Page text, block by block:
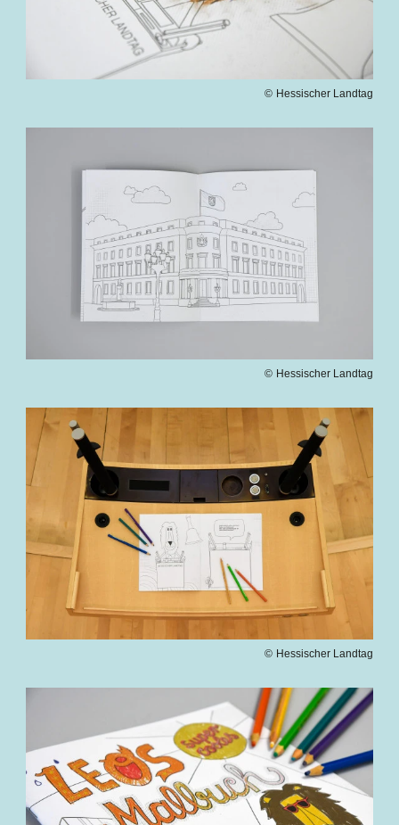
Hessischer Landtag
Hessischer Landtag
Bilddatei
Hessischer Landtag